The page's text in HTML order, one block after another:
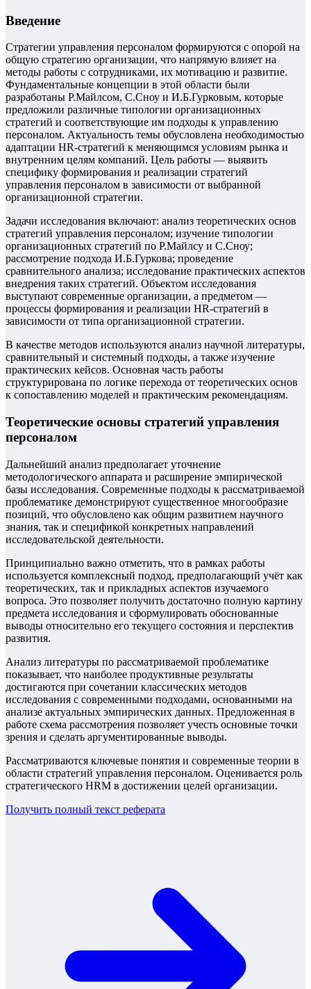
Введение
Стратегии управления персоналом формируются с опорой на
общую стратегию организации, что напрямую влияет на
методы работы с сотрудниками, их мотивацию и развитие.
Фундаментальные концепции в этой области были
разработаны Р.Майлсом, С.Сноу и И.Б.Гурковым, которые
предложили различные типологии организационных
стратегий и соответствующие им подходы к управлению
персоналом. Актуальность темы обусловлена необходимостью
адаптации HR-стратегий к меняющимся условиям рынка и
внутренним целям компаний. Цель работы — выявить
специфику формирования и реализации стратегий
управления персоналом в зависимости от выбранной
организационной стратегии.
Задачи исследования включают: анализ теоретических основ
стратегий управления персоналом; изучение типологии
организационных стратегий по Р.Майлсу и С.Сноу;
рассмотрение подхода И.Б.Гуркова; проведение
сравнительного анализа; исследование практических аспектов
внедрения таких стратегий. Объектом исследования
выступают современные организации, а предметом —
процессы формирования и реализации HR-стратегий в
зависимости от типа организационной стратегии.
В качестве методов используются анализ научной литературы,
сравнительный и системный подходы, а также изучение
практических кейсов. Основная часть работы
структурирована по логике перехода от теоретических основ
к сопоставлению моделей и практическим рекомендациям.
Теоретические основы стратегий управления
персоналом
Дальнейший анализ предполагает уточнение
методологического аппарата и расширение эмпирической
базы исследования. Современные подходы к рассматриваемой
проблематике демонстрируют существенное многообразие
позиций, что обусловлено как общим развитием научного
знания, так и спецификой конкретных направлений
исследовательской деятельности.
Принципиально важно отметить, что в рамках работы
используется комплексный подход, предполагающий учёт как
теоретических, так и прикладных аспектов изучаемого
вопроса. Это позволяет получить достаточно полную картину
предмета исследования и сформулировать обоснованные
выводы относительно его текущего состояния и перспектив
развития.
Анализ литературы по рассматриваемой проблематике
показывает, что наиболее продуктивные результаты
достигаются при сочетании классических методов
исследования с современными подходами, основанными на
анализе актуальных эмпирических данных. Предложенная в
работе схема рассмотрения позволяет учесть основные точки
зрения и сделать аргументированные выводы.
Рассматриваются ключевые понятия и современные теории в
области стратегий управления персоналом. Оценивается роль
стратегического HRM в достижении целей организации.
Получить полный текст реферата